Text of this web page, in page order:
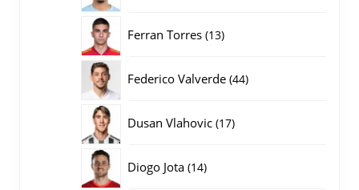
Ferran Torres 1313
Federico Valverde 4444
Dusan Vlahovic 1717
Diogo Jota 1414